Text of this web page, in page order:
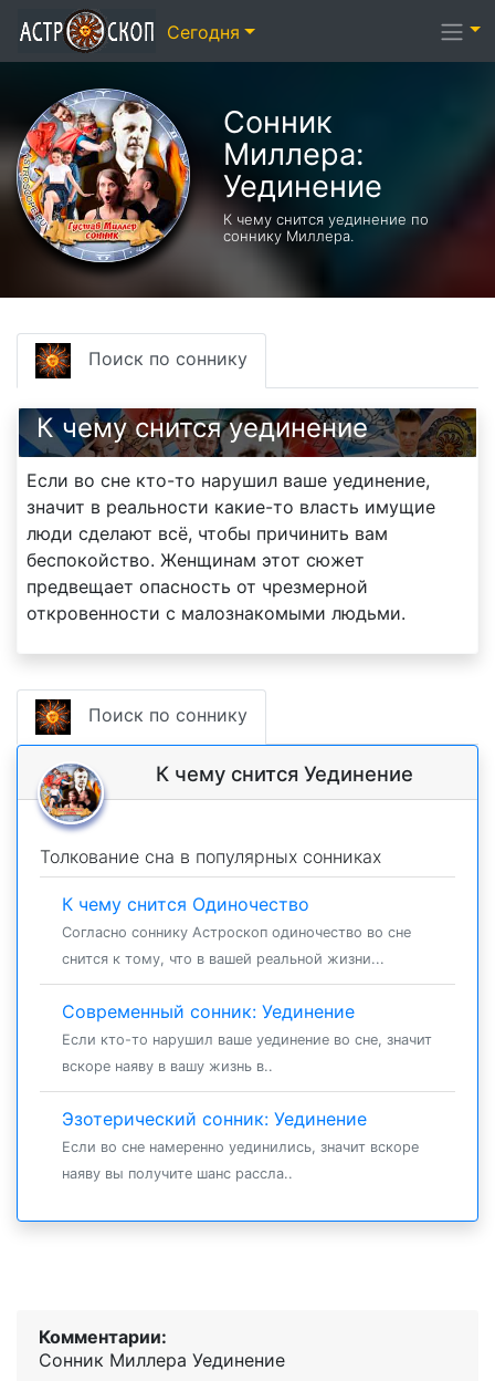
Сонник
Миллера:
Уединение
К чему снится уединение по
соннику Миллера.
Поиск по соннику
К чему снится уединение
Если во сне кто-то нарушил ваше уединение,
значит в реальности какие-то власть имущие
люди сделают всё, чтобы причинить вам
беспокойство. Женщинам этот сюжет
предвещает опасность от чрезмерной
откровенности с малознакомыми людьми.
Поиск по соннику
К чему снится Уединение
Толкование сна в популярных сонниках
К чему снится Одиночество
Согласно соннику Астроскоп одиночество во сне
снится к тому, что в вашей реальной жизни...
Современный сонник: Уединение
Если кто-то нарушил ваше уединение во сне, значит
вскоре наяву в вашу жизнь в..
Эзотерический сонник: Уединение
Если во сне намеренно уединились, значит вскоре
наяву вы получите шанс рассла..
Комментарии:
Сонник Миллера Уединение
Сегодня